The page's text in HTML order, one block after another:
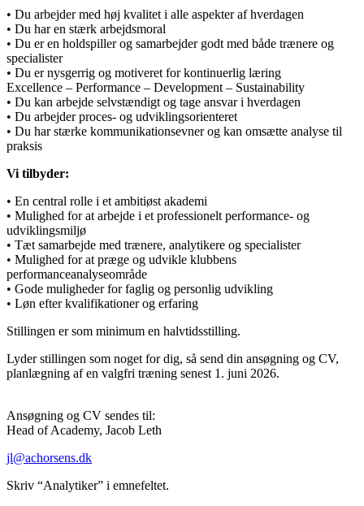
• Du arbejder med høj kvalitet i alle aspekter af hverdagen
• Du har en stærk arbejdsmoral
• Du er en holdspiller og samarbejder godt med både trænere og
specialister
• Du er nysgerrig og motiveret for kontinuerlig læring
Excellence – Performance – Development – Sustainability
• Du kan arbejde selvstændigt og tage ansvar i hverdagen
• Du arbejder proces- og udviklingsorienteret
• Du har stærke kommunikationsevner og kan omsætte analyse til
praksis
Vi tilbyder:
• En central rolle i et ambitiøst akademi
• Mulighed for at arbejde i et professionelt performance- og
udviklingsmiljø
• Tæt samarbejde med trænere, analytikere og specialister
• Mulighed for at præge og udvikle klubbens
performanceanalyseområde
• Gode muligheder for faglig og personlig udvikling
• Løn efter kvalifikationer og erfaring
Stillingen er som minimum en halvtidsstilling.
Lyder stillingen som noget for dig, så send din ansøgning og CV,
planlægning af en valgfri træning senest 1. juni 2026.
Ansøgning og CV sendes til:
Head of Academy, Jacob Leth
jl@achorsens.dk
Skriv “Analytiker” i emnefeltet.